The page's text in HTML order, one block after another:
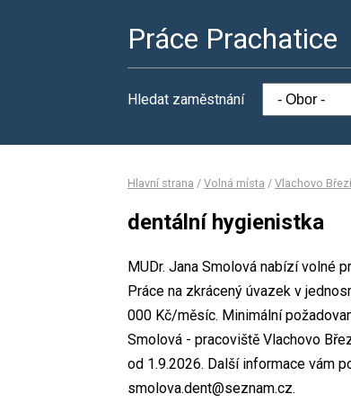
Práce Prachatice
Hledat zaměstnání
Hlavní strana / Volná místa / Vlachovo Březí
dentální hygienistka
MUDr. Jana Smolová nabízí volné
Práce na zkrácený úvazek v
000 Kč/měsíc. Minimální
Smolová - pracoviště Vlachovo
od 1.9.2026. Další informace vám
smolova.dent@seznam.cz.